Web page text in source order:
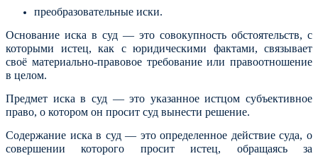
преобразовательные иски.
Основание иска в суд — это совокупность обстоятельств, с
которыми истец, как с юридическими фактами, связывает
своё материально-правовое требование или правоотношение
в целом.
Предмет иска в суд — это указанное истцом субъективное
право, о котором он просит суд вынести решение.
Содержание иска в суд — это определенное действие суда, о
совершении которого просит истец, обращаясь за